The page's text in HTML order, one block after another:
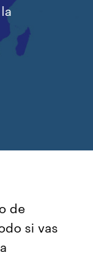
de
si vas